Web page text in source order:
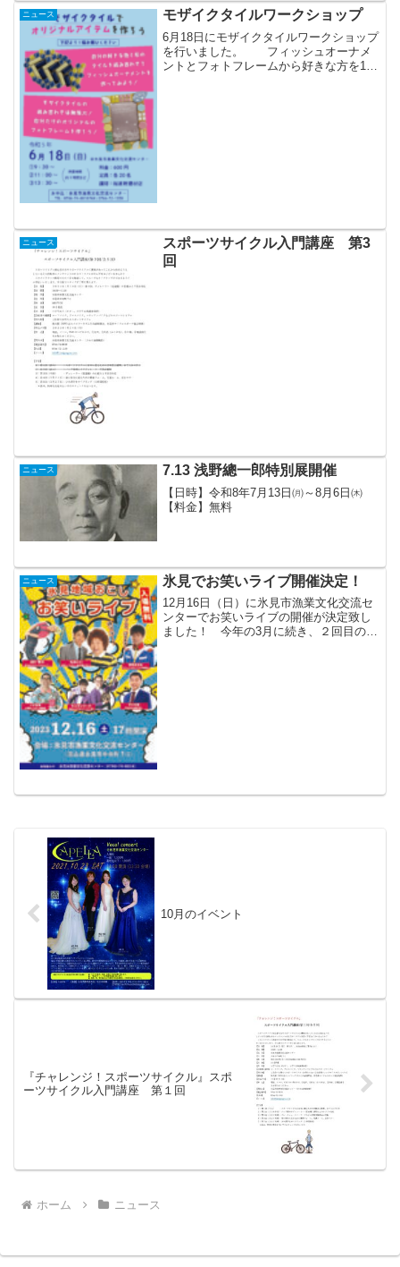
ニュース モザイクタイルワークショップ
6月18日にモザイクタイルワークショップ
を行いました。 フィッシュオーナメ
ントとフォトフレームから好きな方を1つ
ニュース
スポーツサイクル入門講座 第3
回
ニュース 7.13 浅野總一郎特別展開催
【日時】令和8年7月13日㈪～8月6日㈭
【料金】無料
ニュース 氷見でお笑いライブ開催決定！
12月16日（日）に氷見市漁業文化交流セ
ンターでお笑いライブの開催が決定致し
ました！ 今年の3月に続き、２回目の開
10月のイベント
『チャレンジ！スポーツサイクル』スポ
ーツサイクル入門講座 第１回
ホーム ニュース